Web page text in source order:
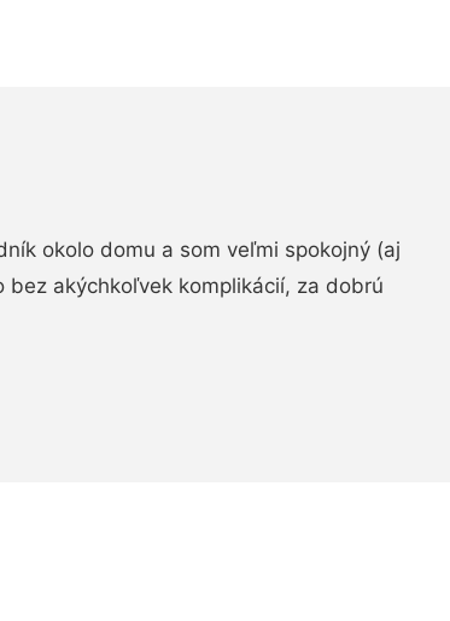
okolo domu a som veľmi spokojný (aj
akýchkoľvek komplikácií, za dobrú